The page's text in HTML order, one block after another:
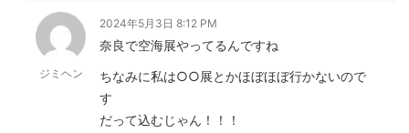
ジミヘン
2024年5月3日 8:12 PM
奈良で空海展やってるんですね
ちなみに私は○○展とかほぼほぼ行かないので
す
だって込むじゃん！！！